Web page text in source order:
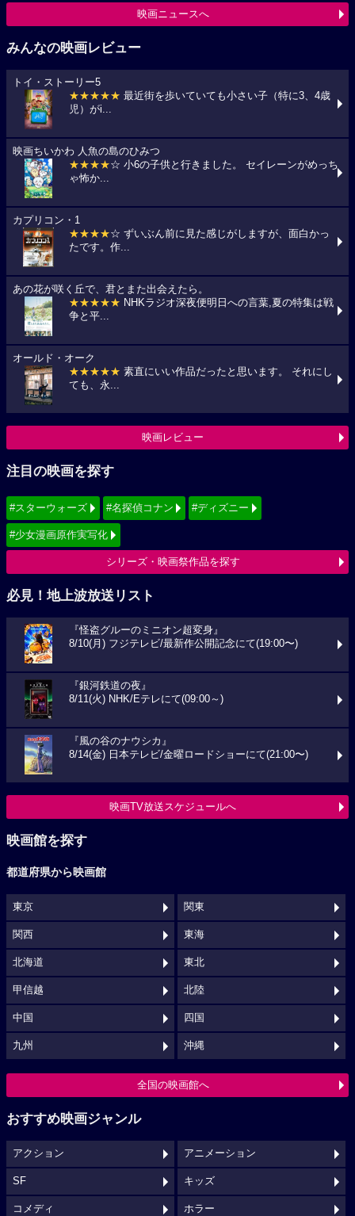
映画ニュースへ
みんなの映画レビュー
トイ・ストーリー5
★★★★★ 最近街を歩いていても小さい子（特に3、4歳
児）がi...
映画ちいかわ 人魚の島のひみつ
★★★★☆ 小6の子供と行きました。 セイレーンがめっち
ゃ怖か...
カプリコン・1
★★★★☆ ずいぶん前に見た感じがしますが、面白かっ
たです。作...
あの花が咲く丘で、君とまた出会えたら。
★★★★★ NHKラジオ深夜便明日への言葉,夏の特集は戦
争と平...
オールド・オーク
★★★★★ 素直にいい作品だったと思います。 それにし
ても、永...
映画レビュー
注目の映画を探す
#スターウォーズ #名探偵コナン #ディズニー
#少女漫画原作実写化
シリーズ・映画祭作品を探す
必見！地上波放送リスト
『怪盗グルーのミニオン超変身』
8/10(月) フジテレビ/最新作公開記念にて(19:00〜)
『銀河鉄道の夜』
8/11(火) NHK/Eテレにて(09:00～)
『風の谷のナウシカ』
8/14(金) 日本テレビ/金曜ロードショーにて(21:00〜)
映画TV放送スケジュールへ
映画館を探す
都道府県から映画館
東京 関東
関西 東海
北海道 東北
甲信越 北陸
中国 四国
九州 沖縄
全国の映画館へ
おすすめ映画ジャンル
アクション アニメーション
SF キッズ
コメディ ホラー